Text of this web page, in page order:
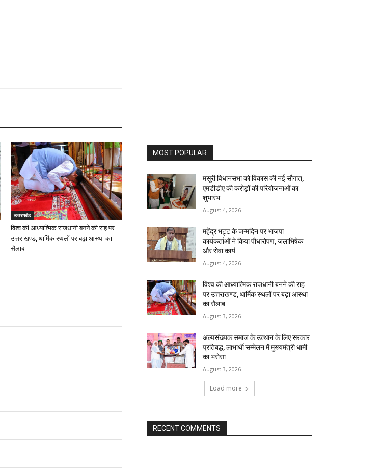
उत्तराखंड
विश्व की आध्यात्मिक राजधानी बनने की राह पर
उत्तराखण्ड, धार्मिक स्थलों पर बढ़ा आस्था का
सैलाब
MOST POPULAR
मसूरी विधानसभा को विकास की नई सौगात,
एमडीडीए की करोड़ों की परियोजनाओं का
शुभारंभ
August 4, 2026
महेंद्र भट्ट के जन्मदिन पर भाजपा
कार्यकर्ताओं ने किया पौधारोपण, जलाभिषेक
और सेवा कार्य
August 4, 2026
विश्व की आध्यात्मिक राजधानी बनने की राह
पर उत्तराखण्ड, धार्मिक स्थलों पर बढ़ा आस्था
का सैलाब
August 3, 2026
अल्पसंख्यक समाज के उत्थान के लिए सरकार
प्रतिबद्ध, लाभार्थी सम्मेलन में मुख्यमंत्री धामी
का भरोसा
August 3, 2026
Load more
RECENT COMMENTS